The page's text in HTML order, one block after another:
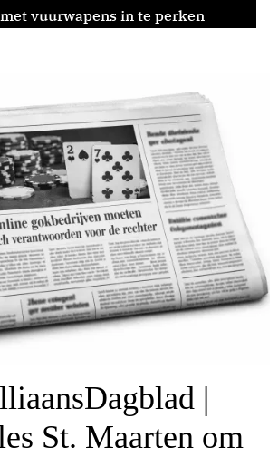
vuurwapens in te perken
|
St. Maarten om